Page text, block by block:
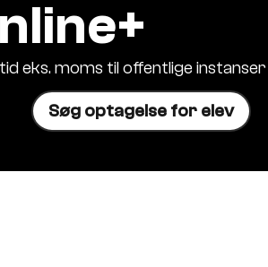
eks. moms til offentlige instanser
Søg optagelse for elev